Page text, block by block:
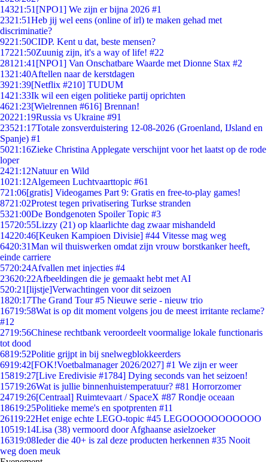
14321:51 [NPO1] We zijn er bijna 2026 #1
2321:51Heb jij wel eens (online of irl) te maken gehad met
discriminatie?
9221:50CIDP. Kent u dat, beste mensen?
17221:50Zuunig zijn, it's a way of life! #22
281 21:41 [NPO1] Van Onschatbare Waarde met Dionne Stax #2
1321:40Aftellen naar de kerstdagen
3921:39[Netflix #210] TUDUM
1421:33Ik wil een eigen politieke partij oprichten
4621:23[Wielrennen #616] Brennan!
20221:19Russia vs Ukraine #91
23521:17Totale zonsverduistering 12-08-2026 (Groenland, IJsland en
Spanje) #1
5021:16Zieke Christina Applegate verschijnt voor het laatst op de rode
loper
2421:12Natuur en Wild
1021:12Algemeen Luchtvaarttopic #61
721:06[gratis] Videogames Part 9: Gratis en free-to-play games!
8721:02Protest tegen privatisering Turkse stranden
5321:00De Bondgenoten Spoiler Topic #3
15720:55Lizzy (21) op klaarlichte dag zwaar mishandeld
14220:46[Keuken Kampioen Divisie] #44 Vitesse mag weg
6420:31Man wil thuiswerken omdat zijn vrouw borstkanker heeft,
einde carriere
5720:24Afvallen met injecties #4
23620:22Afbeeldingen die je gemaakt hebt met AI
520:21 [lijstje]Verwachtingen voor dit seizoen
1820:17The Grand Tour #5 Nieuwe serie - nieuw trio
16719:58Wat is op dit moment volgens jou de meest irritante reclame?
#12
2719:56Chinese rechtbank veroordeelt voormalige lokale functionaris
tot dood
6819:52Politie grijpt in bij snelwegblokkeerders
6919:42[FOK!Voetbalmanager 2026/2027] #1 We zijn er weer
15819:27[Live Eredivisie #1784] Dying seconds van het seizoen!
15719:26Wat is jullie binnenhuistemperatuur? #81 Horrorzomer
24719:26[Centraal] Ruimtevaart / SpaceX #87 Rondje oceaan
18619:25Politieke meme's en spotprenten #11
26119:22Het enige echte LEGO-topic #45 LEGOOOOOOOOOOO
10519:14Lisa (38) vermoord door Afghaanse asielzoeker
16319:08Ieder die 40+ is zal deze producten herkennen #35 Nooit
weg doen meuk